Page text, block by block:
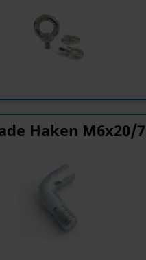
Haken M6x20/7